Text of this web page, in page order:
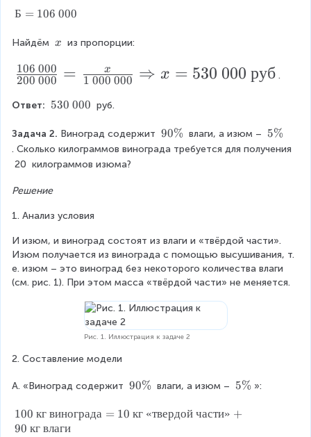
t
0
\
ri
g
h
t)
=
2
г
}
\
c
o
3
0
\
ri
g
h
=
6
\
0
1
\
%
\
т
\
2
0
\
0
+
Б
=
0
0
0
}
=
\f
r
{
x
}
{
1
\
0
0
0
0
о
\
0
0
0
0
+
4
\
0
0
+
1
2
\
\
0
\
0
\
0
+
4
\
0
0
+
4
0
0
0
+
Б
0
0
Б
1
6
\
0
Б = 106 000
Найдём \
x
x из пропорции:
\f
a
c
{
1
0
0
0
0
0
0
\
0
200 000
106 000 = 1 000 000
x ⇒ x = 530 000 руб .
Ответ: \
e
x
t
5
0
0
0
}
530 000 руб.
Задача 2. Виноград содержит 9
0
90% влаги, а изюм – 5
\
5%
. Сколько килограммов винограда требуется для получения
20 килограммов изюма?
Решение
1. Анализ условия
И изюм, и виноград состоят из влаги и «твёрдой части».
Изюм получается из винограда с помощью высушивания, т.
е. изюм – это виноград без некоторого количества влаги
(см. рис. 1). При этом масса «твёрдой части» не меняется.
Рис. 1. Иллюстрация к задаче 2
2. Составление модели
А. «Виноград содержит 9
\
90% влаги, а изюм – 5
%
5% »:
1
0
100 кг винограда = 10 кг «твердой части» +
90 кг влаги